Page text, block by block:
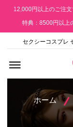
12,000円以上のご注
特典：8500円以上
セクシーコスプレ
ホーム